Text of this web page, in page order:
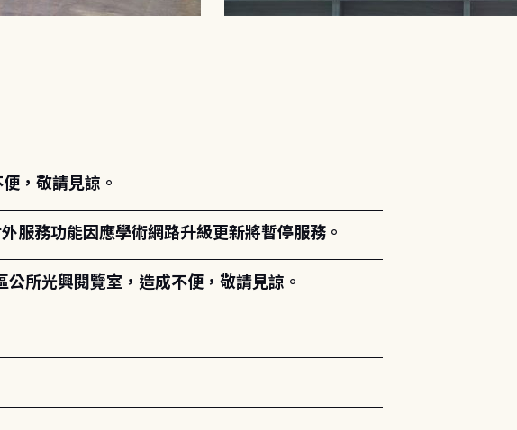
，敬請見諒。
服務功能因應學術網路升級更新將暫停服務。
所光興閱覽室，造成不便，敬請見諒。